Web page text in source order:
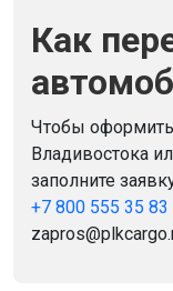
Как
Чтобы
Владивостока
заполните
+7 800 555 35 83